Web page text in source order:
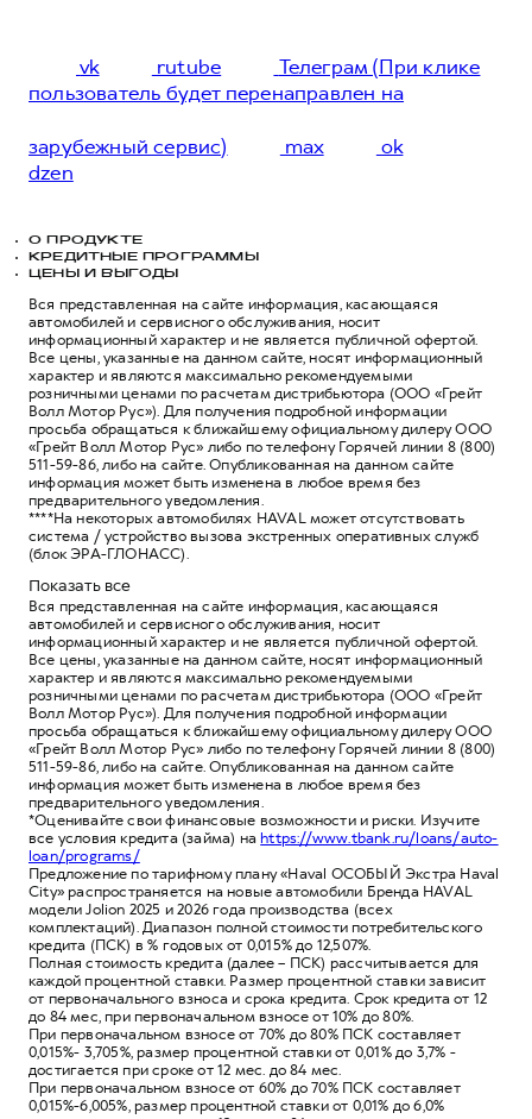
vk rutube
Телеграм (При клике
пользователь будет перенаправлен на
зарубежный сервис) max
ok
dzen
О ПРОДУКТЕ
КРЕДИТНЫЕ ПРОГРАММЫ
ЦЕНЫ И ВЫГОДЫ
Вся представленная на сайте информация, касающаяся
автомобилей и сервисного обслуживания, носит
информационный характер и не является публичной офертой.
Все цены, указанные на данном сайте, носят информационный
характер и являются максимально рекомендуемыми
розничными ценами по расчетам дистрибьютора (ООО «Грейт
Волл Мотор Рус»). Для получения подробной информации
просьба обращаться к ближайшему официальному дилеру ООО
«Грейт Волл Мотор Рус» либо по телефону Горячей линии 8 (800)
511-59-86, либо на сайте. Опубликованная на данном сайте
информация может быть изменена в любое время без
предварительного уведомления.
****На некоторых автомобилях HAVAL может отсутствовать
система / устройство вызова экстренных оперативных служб
(блок ЭРА-ГЛОНАСС).
Показать все
Вся представленная на сайте информация, касающаяся
автомобилей и сервисного обслуживания, носит
информационный характер и не является публичной офертой.
Все цены, указанные на данном сайте, носят информационный
характер и являются максимально рекомендуемыми
розничными ценами по расчетам дистрибьютора (ООО «Грейт
Волл Мотор Рус»). Для получения подробной информации
просьба обращаться к ближайшему официальному дилеру ООО
«Грейт Волл Мотор Рус» либо по телефону Горячей линии 8 (800)
511-59-86, либо на сайте. Опубликованная на данном сайте
информация может быть изменена в любое время без
предварительного уведомления.
*Оценивайте свои финансовые возможности и риски. Изучите
все условия кредита (займа) наhttps://www.tbank.ru/loans/auto-
loan/programs/
Предложение по тарифному плану «Haval ОСОБЫЙ Экстра Haval
City» распространяется на новые автомобили Бренда HAVAL
модели Jolion 2025 и 2026 года производства (всех
комплектаций). Диапазон полной стоимости потребительского
кредита (ПСК) в % годовых от 0,015% до 12,507%.
Полная стоимость кредита (далее – ПСК) рассчитывается для
каждой процентной ставки. Размер процентной ставки зависит
от первоначального взноса и срока кредита. Срок кредита от 12
до 84 мес, при первоначальном взносе от 10% до 80%.
При первоначальном взносе от 70% до 80% ПСК составляет
0,015%- 3,705%, размер процентной ставки от 0,01% до 3,7% -
достигается при сроке от 12 мес. до 84 мес.
При первоначальном взносе от 60% до 70% ПСК составляет
0,015%-6,005%, размер процентной ставки от 0,01% до 6,0%